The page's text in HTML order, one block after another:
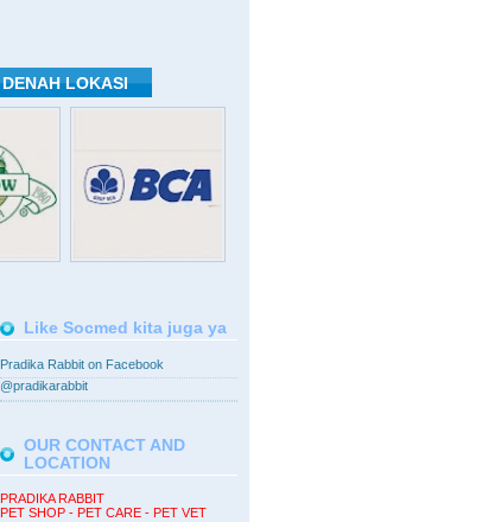
DENAH LOKASI
Like Socmed kita juga ya
Pradika Rabbit on Facebook
@pradikarabbit
OUR CONTACT AND
LOCATION
PRADIKA RABBIT
PET SHOP - PET CARE - PET VET